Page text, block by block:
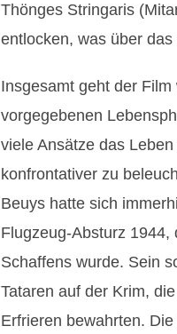
Thönges Stringaris
entlocken, was über das
Insgesamt geht der
vorgegebenen
viele Ansätze das
konfrontativer zu
Beuys hatte sich
Flugzeug-Absturz
Schaffens wurde. Sein
Tataren auf der Krim,
Erfrieren bewahrten.